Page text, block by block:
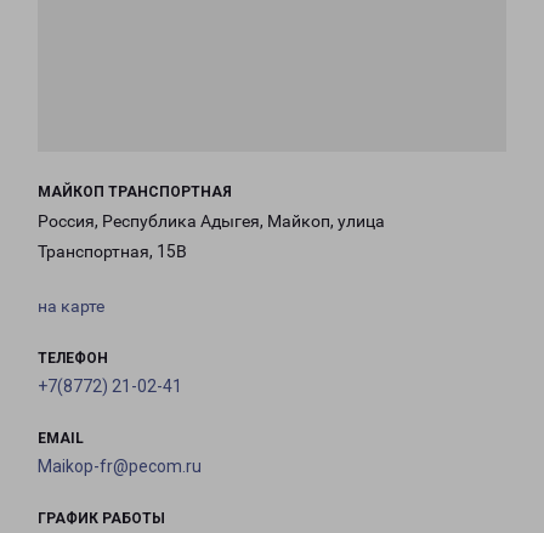
МАЙКОП ТРАНСПОРТНАЯ
Россия, Республика Адыгея, Майкоп, улица
Транспортная, 15В
на карте
ТЕЛЕФОН
+7(8772) 21-02-41
EMAIL
Maikop-fr@pecom.ru
ГРАФИК РАБОТЫ